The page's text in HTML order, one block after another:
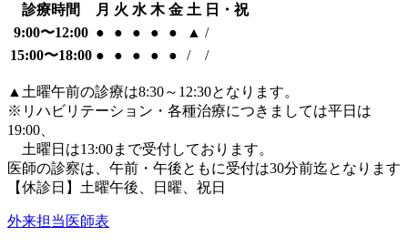
診療時間
月 火 水 木 金 土 日・祝
9:00〜12:00 ● ● ● ● ● ▲ /
15:00〜18:00 ● ● ● ● ● / /
▲ 土曜午前の診療は8:30～12:30となります。
※リハビリテーション・各種治療につきましては平日は
19:00、
土曜日は13:00まで受付しております。
医師の診察は、午前・午後ともに受付は30分前迄となります
【休診日】土曜午後、日曜、祝日
外来担当医師表